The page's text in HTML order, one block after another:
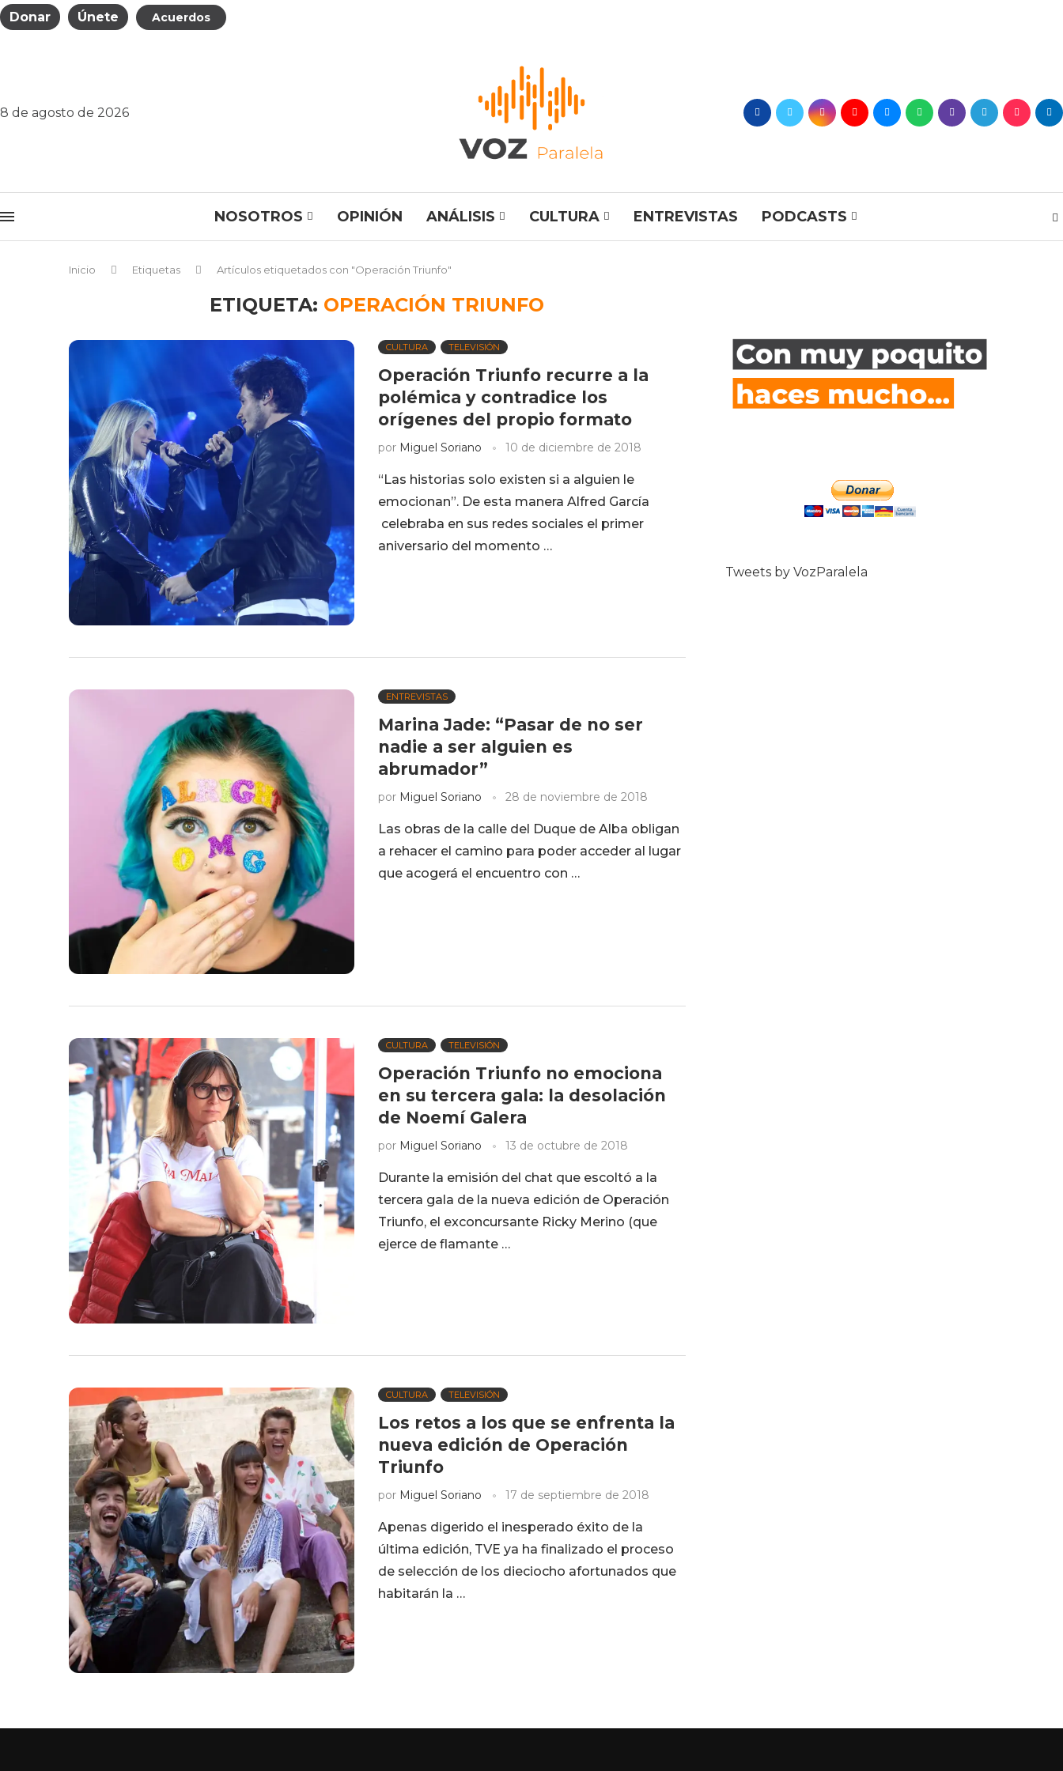
Donar Únete Acuerdos
8 de agosto de 2026
NOSOTROS OPINIÓN ANÁLISIS CULTURA ENTREVISTAS PODCASTS
Inicio Etiquetas Artículos etiquetados con "Operación Triunfo"
ETIQUETA: OPERACIÓN TRIUNFO
CULTURA TELEVISIÓN
Operación Triunfo recurre a la
polémica y contradice los
orígenes del propio formato
por Miguel Soriano 10 de diciembre de 2018
“Las historias solo existen si a alguien le
emocionan”. De esta manera Alfred García
celebraba en sus redes sociales el primer
aniversario del momento …
ENTREVISTAS
Marina Jade: “Pasar de no ser
nadie a ser alguien es
abrumador”
por Miguel Soriano 28 de noviembre de 2018
Las obras de la calle del Duque de Alba obligan
a rehacer el camino para poder acceder al lugar
que acogerá el encuentro con …
CULTURA TELEVISIÓN
Operación Triunfo no emociona
en su tercera gala: la desolación
de Noemí Galera
por Miguel Soriano 13 de octubre de 2018
Durante la emisión del chat que escoltó a la
tercera gala de la nueva edición de Operación
Triunfo, el exconcursante Ricky Merino (que
ejerce de flamante …
CULTURA TELEVISIÓN
Los retos a los que se enfrenta la
nueva edición de Operación
Triunfo
por Miguel Soriano 17 de septiembre de 2018
Apenas digerido el inesperado éxito de la
última edición, TVE ya ha finalizado el proceso
de selección de los dieciocho afortunados que
habitarán la …
Tweets by VozParalela